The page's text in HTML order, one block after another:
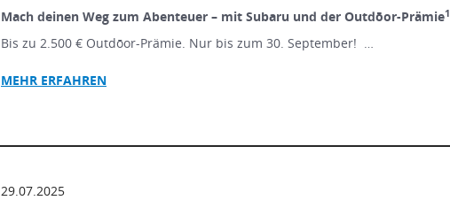
Mach deinen Weg zum Abenteuer – mit Subaru und der Outdōor-Prämie1
Bis zu 2.500 € Outdōor-Prämie. Nur bis zum 30. September! …
MEHR ERFAHREN
29.07.2025